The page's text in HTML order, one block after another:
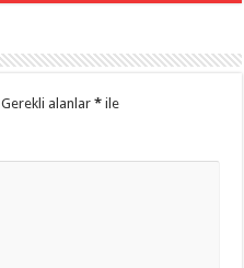
Gerekli alanlar* ile